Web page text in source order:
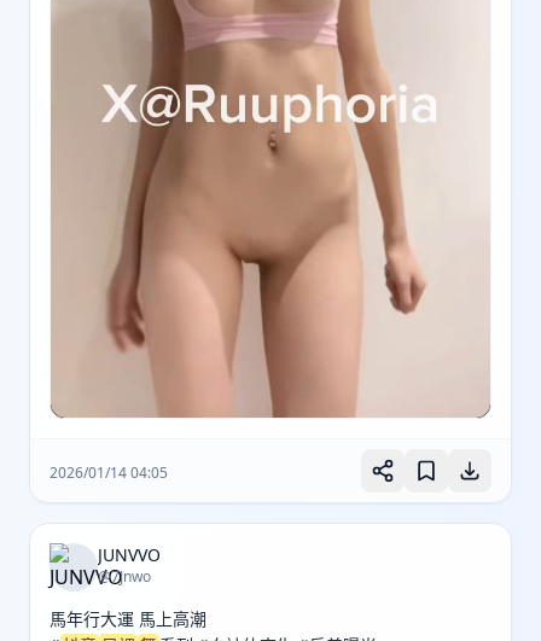
2026/01/14 04:05
JUNVVO
@7Jnwo
馬年行大運 馬上高潮